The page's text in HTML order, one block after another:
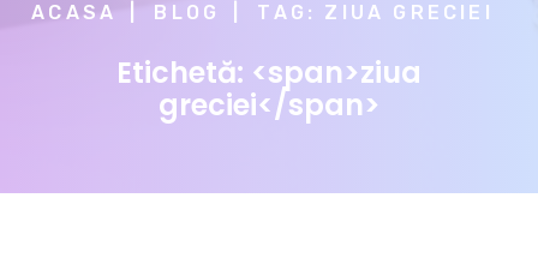
ACASA BLOG TAG: ZIUA GRECIEI
Etichetă: <span>ziua
greciei</span>